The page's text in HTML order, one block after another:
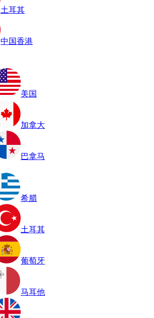
土耳其
中国香港
美国
加拿大
巴拿马
希腊
土耳其
葡萄牙
马耳他